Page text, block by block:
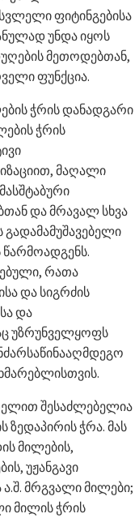
ფიტინგებისა
უნდა იყოს
მეთოდებთან,
ფუნქცია.
ჭრის დანადგარი
ჭრის
მაღალი
და მრავალ სხვა
გადამამუშავებელი
რათა
და სიგრძის
და
უზრუნველყოფს
შესაძლებელია
ჭრა. მას
მილების,
უჟანგავი
მრგვალი მილები;
მილის ჭრის